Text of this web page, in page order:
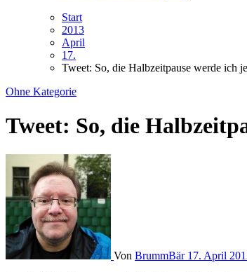
Start
2013
April
17.
Tweet: So, die Halbzeitpause werde ich
Ohne Kategorie
Tweet: So, die
Von BrummBär 17. April